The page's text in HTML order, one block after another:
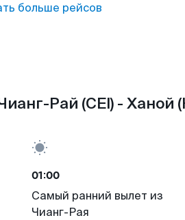
больше рейсов
Рай (CEI) - Ханой
01:00
Самый ранний вылет из
Чианг-Рая